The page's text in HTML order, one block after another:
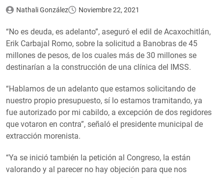
Nathali González Noviembre 22, 2021
“No es deuda, es adelanto”, aseguró el edil de Acaxochitlán,
Erik Carbajal Romo, sobre la solicitud a Banobras de 45
millones de pesos, de los cuales más de 30 millones se
destinarían a la construcción de una clínica del IMSS.
“Hablamos de un adelanto que estamos solicitando de
nuestro propio presupuesto, sí lo estamos tramitando, ya
fue autorizado por mi cabildo, a excepción de dos regidores
que votaron en contra”, señaló el presidente municipal de
extracción morenista.
“Ya se inició también la petición al Congreso, la están
valorando y al parecer no hay objeción para que nos